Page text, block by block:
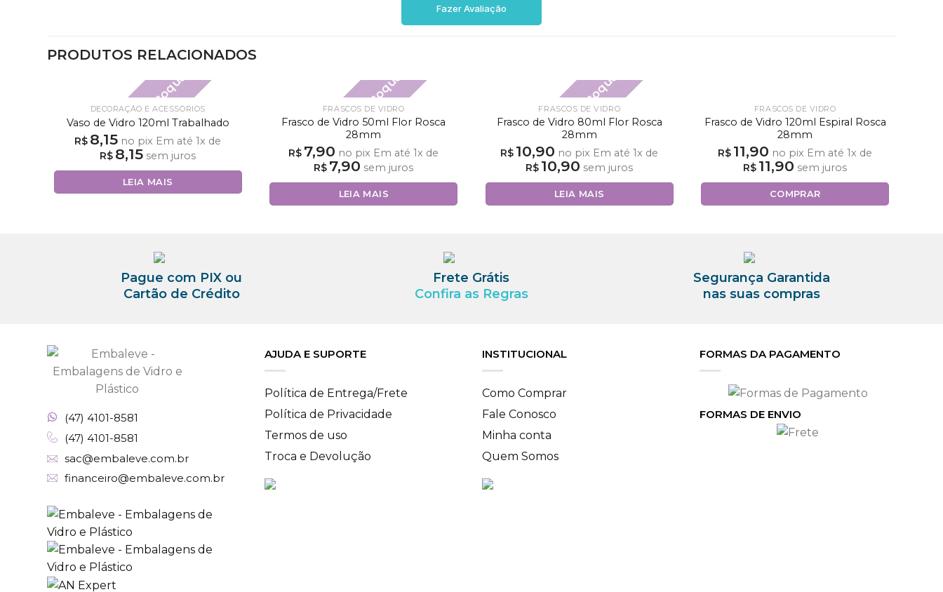
Fazer Avaliação
PRODUTOS RELACIONADOS
Fora de estoque
DECORAÇÃO E ACESSÓRIOS
Vaso de Vidro 120ml Trabalhado
R$ 8,15 no pix Em até1x de
R$ 8,15 sem juros
LEIA MAIS
Fora de estoque
FRASCOS DE VIDRO
Frasco de Vidro 50ml Flor Rosca
28mm
R$ 7,90 no pix Em até1x de
R$ 7,90 sem juros
LEIA MAIS
Fora de estoque
FRASCOS DE VIDRO
Frasco de Vidro 80ml Flor Rosca
28mm
R$ 10,90 no pix Em até1x de
R$ 10,90 sem juros
LEIA MAIS
FRASCOS DE VIDRO
Frasco de Vidro 120ml Espiral Rosca
28mm
R$ 11,90 no pix Em até1x de
R$ 11,90 sem juros
COMPRAR
Pague com PIX ou
Cartão de Crédito
Frete Grátis
Confira as Regras
Segurança Garantida
nas suas compras
(47) 4101-8581
(47) 4101-8581
sac@embaleve.com.br
financeiro@embaleve.com.br
AJUDA E SUPORTE
Política de Entrega/Frete
Política de Privacidade
Termos de uso
Troca e Devolução
INSTITUCIONAL
Como Comprar
Fale Conosco
Minha conta
Quem Somos
FORMAS DA PAGAMENTO
FORMAS DE ENVIO